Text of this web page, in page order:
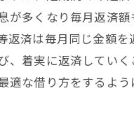
が多くなり毎月返済
返済は毎月同じ金額
、着実に返済してい
適な借り方をするよう